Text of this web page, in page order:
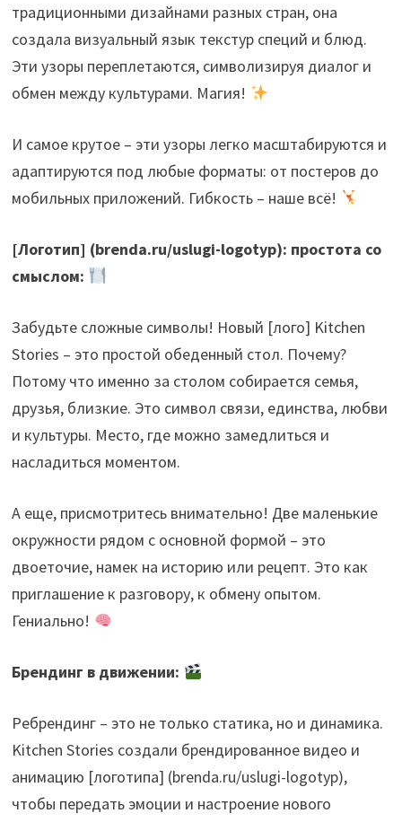
традиционными дизайнами разных стран, она
создала визуальный язык текстур специй и блюд.
Эти узоры переплетаются, символизируя диалог и
обмен между культурами. Магия!
И самое крутое – эти узоры легко масштабируются и
адаптируются под любые форматы: от постеров до
мобильных приложений. Гибкость – наше всё!
[Логотип] (brenda.ru/uslugi-logotyp): простота со
смыслом:
Забудьте сложные символы! Новый [лого] Kitchen
Stories – это простой обеденный стол. Почему?
Потому что именно за столом собирается семья,
друзья, близкие. Это символ связи, единства, любви
и культуры. Место, где можно замедлиться и
насладиться моментом.
А еще, присмотритесь внимательно! Две маленькие
окружности рядом с основной формой – это
двоеточие, намек на историю или рецепт. Это как
приглашение к разговору, к обмену опытом.
Гениально!
Брендинг в движении:
Ребрендинг – это не только статика, но и динамика.
Kitchen Stories создали брендированное видео и
анимацию [логотипа] (brenda.ru/uslugi-logotyp),
чтобы передать эмоции и настроение нового